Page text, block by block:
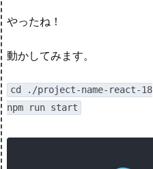
やったね！
動かしてみます。
cd ./project-name-react-18
npm run start